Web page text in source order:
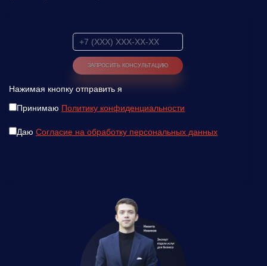
Нажимая кнопку отправить я
Принимаю Политику конфиденциальности
Даю Согласие на обработку персональных данных
Нажимая кнопку отправить я
Политику конфиденциальности